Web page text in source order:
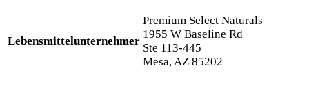
Lebensmittelunternehmer
Premium Select Naturals
1955 W Baseline Rd
Ste 113-445
Mesa, AZ 85202